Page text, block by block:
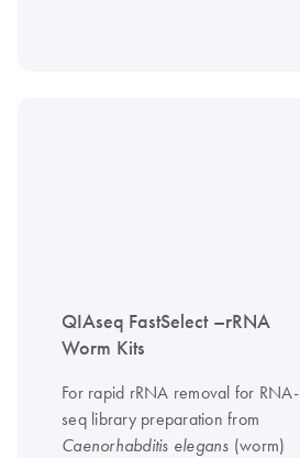
QIAseq FastSelect –rRNA
Worm Kits
For rapid rRNA removal for RNA-
seq library preparation from
Caenorhabditis elegans (worm)